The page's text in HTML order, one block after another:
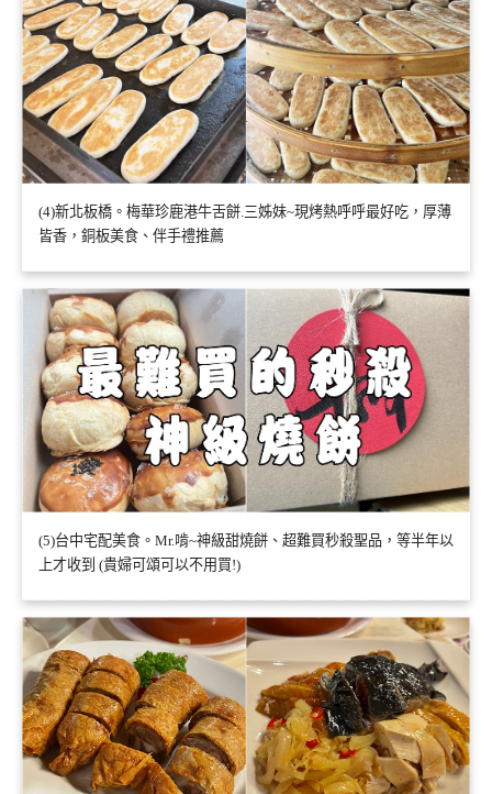
(4)新北板橋。梅華珍鹿港牛舌餅.三姊妹~現烤熱呼呼最好吃，厚薄
皆香，銅板美食、伴手禮推薦
(5)台中宅配美食。Mr.啃~神級甜燒餅、超難買秒殺聖品，等半年以
上才收到 (貴婦可頌可以不用買!)